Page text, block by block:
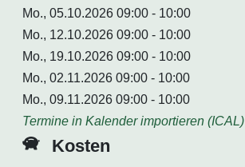
Mo., 05.10.2026 09:00 - 10:00
Mo., 12.10.2026 09:00 - 10:00
Mo., 19.10.2026 09:00 - 10:00
Mo., 02.11.2026 09:00 - 10:00
Mo., 09.11.2026 09:00 - 10:00
Termine in Kalender importieren (ICAL)
Kosten